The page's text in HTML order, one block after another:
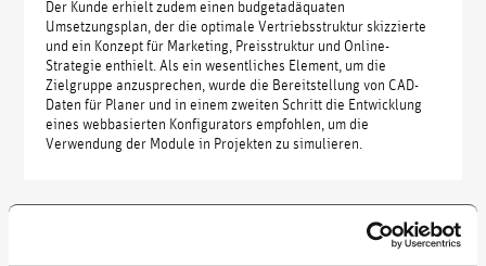
Der Kunde erhielt zudem einen budgetadäquaten
Umsetzungsplan, der die optimale Vertriebsstruktur skizzierte
und ein Konzept für Marketing, Preisstruktur und Online-
Strategie enthielt. Als ein wesentliches Element, um die
Zielgruppe anzusprechen, wurde die Bereitstellung von CAD-
Daten für Planer und in einem zweiten Schritt die Entwicklung
eines webbasierten Konfigurators empfohlen, um die
Verwendung der Module in Projekten zu simulieren.
Weitere Projekte: